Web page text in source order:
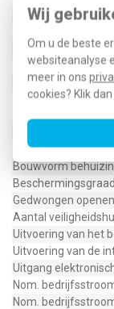
Wij
Om u de beste
websiteanalyse
meer in ons
cookies? Klik dan
Nom.
Geschikt voor
Coating behuizing
Met status-indicatie
Uitvoering
Bouwvorm
Gedwongen
Aantal
Uitvoering van het
Uitvoering van de
Uitgang
Nom.
Nom.